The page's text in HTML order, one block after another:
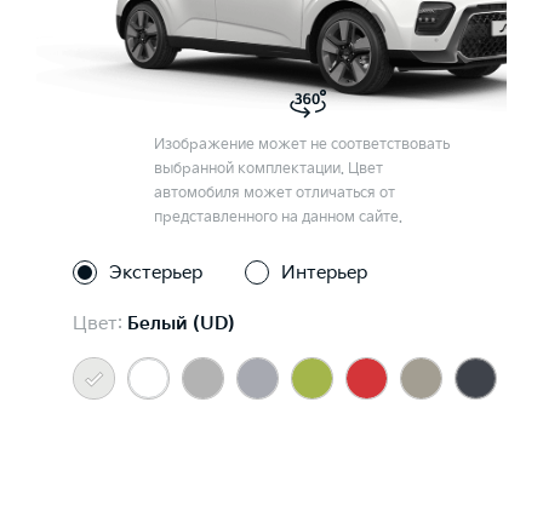
Изображение может не соответствовать
выбранной комплектации. Цвет
автомобиля может отличаться от
представленного на данном сайте.
Экстерьер Интерьер
Цвет: Белый (UD)